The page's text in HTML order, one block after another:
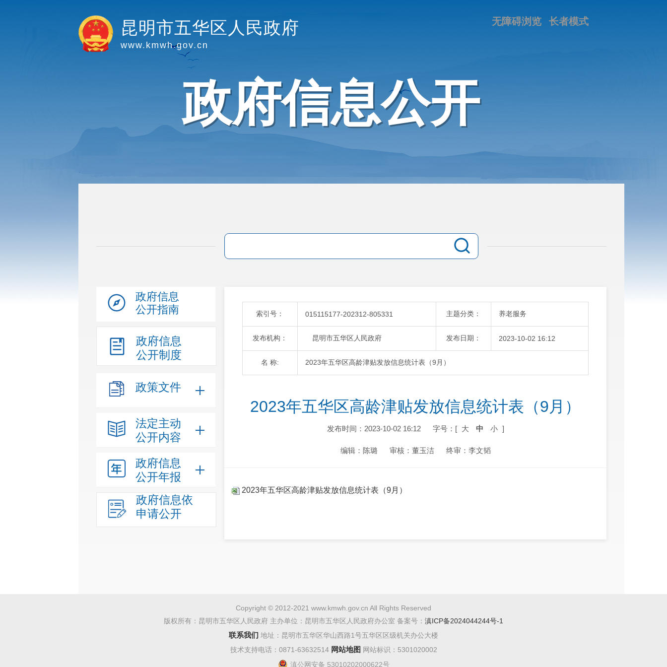
昆明市五华区人民政府
www.kmwh.gov.cn
长者模式
无障碍浏览
政府信息公开
政府信息
公开指南
政府信息
公开制度
政策文件
法定主动
公开内容
政府信息
公开年报
政府信息依
申请公开
索引号： 015115177-202312-805331 主题分类： 养老服务
发布机构： 昆明市五华区人民政府 发布日期： 2023-10-02 16:12
名 称: 2023年五华区高龄津贴发放信息统计表（9月）
2023年五华区高龄津贴发放信息统计表（9月）
发布时间：2023-10-02 16:12 字号：[ 大 中 小 ]
编辑：陈璐 审核：董玉洁 终审：李文韬
2023年五华区高龄津贴发放信息统计表（9月）
Copyright © 2012-2021 www.kmwh.gov.cn All Rights Reserved
版权所有：昆明市五华区人民政府 主办单位：昆明市五华区人民政府办公室 备案号： 滇ICP备2024044244号-1
联系我们 地址：昆明市五华区华山西路1号五华区区级机关办公大楼
技术支持电话：0871-63632514 网站地图 网站标识：5301020002
滇公网安备 53010202000622号